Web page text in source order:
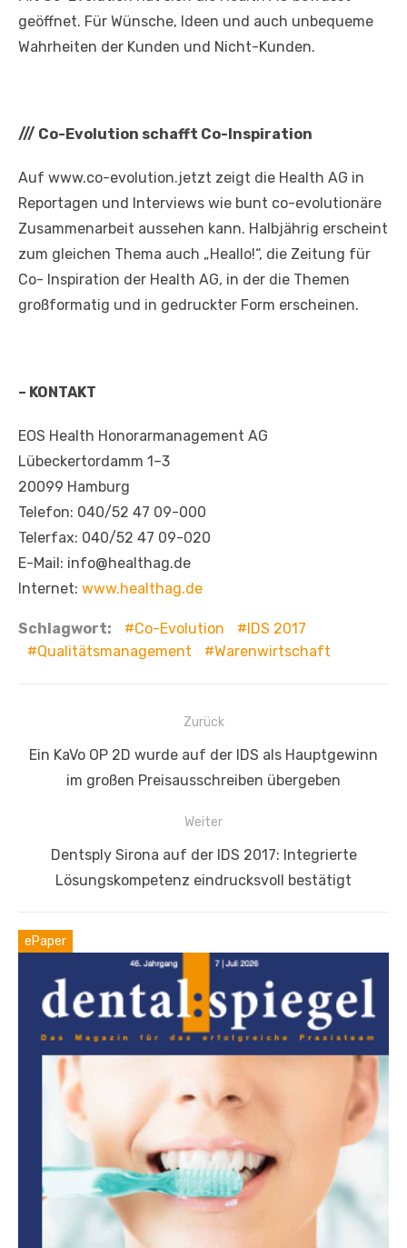
geöffnet. Für Wünsche, Ideen und auch unbequeme
Wahrheiten der Kunden und Nicht-Kunden.
/// Co-Evolution schafft Co-Inspiration
Auf www.co-evolution.jetzt zeigt die Health AG in
Reportagen und Interviews wie bunt co-evolutionäre
Zusammenarbeit aussehen kann. Halbjährig erscheint
zum gleichen Thema auch „Heallo!“, die Zeitung für
Co- Inspiration der Health AG, in der die Themen
großformatig und in gedruckter Form erscheinen.
– KONTAKT
EOS Health Honorarmanagement AG
Lübeckertordamm 1–3
20099 Hamburg
Telefon: 040/52 47 09-000
Telerfax: 040/52 47 09-020
E-Mail: info@healthag.de
Internet: www.healthag.de
Schlagwort: Co-Evolution
IDS 2017
Qualitätsmanagement
Warenwirtschaft
Beitragsnavigation
Zurück
Vorheriger
Ein KaVo OP 2D wurde auf der IDS als Hauptgewinn
im großen Preisausschreiben übergeben
Weiter
NächsterDentsply Sirona auf der IDS 2017: Integrierte
Lösungskompetenz eindrucksvoll bestätigt
ePaper